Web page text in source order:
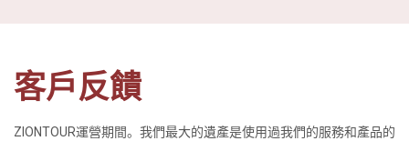
客戶反饋
ZIONTOUR運營期間。我們最大的遺產是使用過我們的服務和產品的